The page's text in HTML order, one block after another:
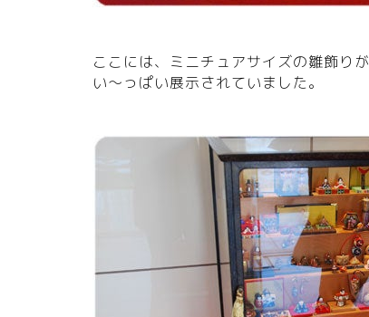
ここには、ミニチュアサイズの雛飾りが
い～っぱい展示されていました。